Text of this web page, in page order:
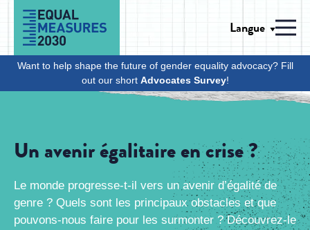
Skip to Content
Langue
Want to help shape the future of gender equality advocacy? Fill
out our short Advocates Survey!
Un avenir égalitaire en crise ?
Le monde progresse-t-il vers un avenir d’égalité de
genre ? Quels sont les principaux obstacles et que
pouvons-nous faire pour les surmonter ? Découvrez-le